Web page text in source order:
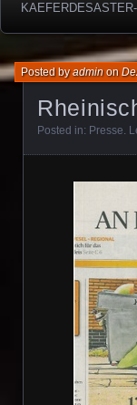
Posted byadminon
Posted in: Presse.